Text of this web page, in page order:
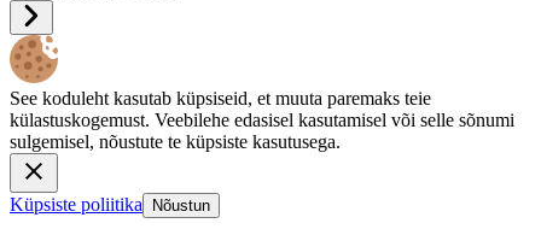
See koduleht kasutab küpsiseid, et muuta paremaks teie
külastuskogemust. Veebilehe edasisel kasutamisel või selle sõnumi
sulgemisel, nõustute te küpsiste kasutusega.
Küpsiste poliitika Nõustun